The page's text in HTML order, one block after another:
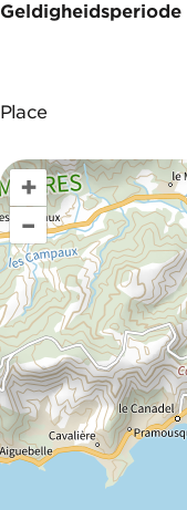
Geldigheidsperiode
Place
+
–